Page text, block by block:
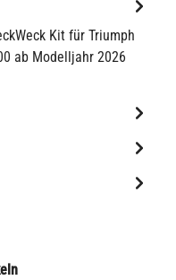
Kit für Triumph
ab Modelljahr 2026